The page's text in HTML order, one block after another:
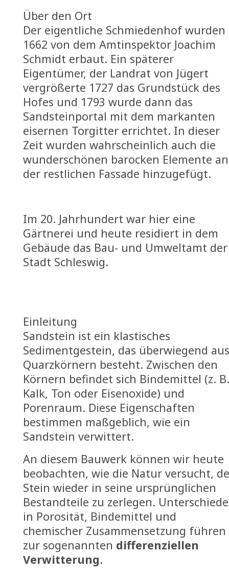
Über den Ort
Der eigentliche Schmiedenhof wurden
1662 von dem Amtinspektor Joachim
Schmidt erbaut. Ein späterer
Eigentümer, der Landrat von Jügert
vergrößerte 1727 das Grundstück des
Hofes und 1793 wurde dann das
Sandsteinportal mit dem markanten
eisernen Torgitter errichtet. In dieser
Zeit wurden wahrscheinlich auch die
wunderschönen barocken Elemente an
der restlichen Fassade hinzugefügt.
Im 20. Jahrhundert war hier eine
Gärtnerei und heute residiert in dem
Gebäude das Bau- und Umweltamt der
Stadt Schleswig.
Einleitung
Sandstein ist ein klastisches
Sedimentgestein, das überwiegend aus
Quarzkörnern besteht. Zwischen den
Körnern befindet sich Bindemittel (z. B.
Kalk, Ton oder Eisenoxide) und
Porenraum. Diese Eigenschaften
bestimmen maßgeblich, wie ein
Sandstein verwittert.
An diesem Bauwerk können wir heute
beobachten, wie die Natur versucht,
Stein wieder in seine ursprünglichen
Bestandteile zu zerlegen. Unterschiede
in Porosität, Bindemittel und
chemischer Zusammensetzung führen
zur sogenannten differenziellen
Verwitterung.